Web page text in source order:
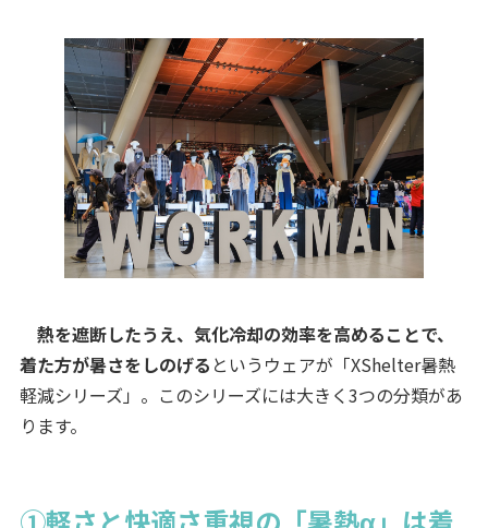
熱を遮断したうえ、気化冷却の効率を高めることで、
着た方が暑さをしのげる というウェアが「XShelter暑熱
軽減シリーズ」。このシリーズには大きく3つの分類があ
ります。